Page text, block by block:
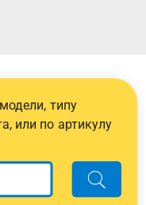
типу
или по артикулу